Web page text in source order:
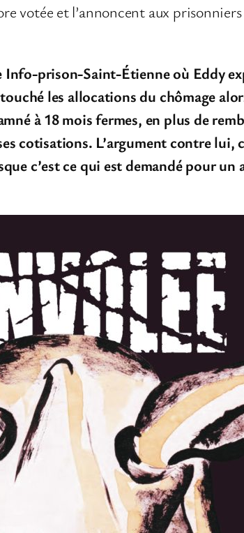
votée et l’annoncent aux
prison-Saint-Étienne où Eddy
les allocations du chômage
à 18 mois fermes, en plus de
cotisations. L’argument contre lui,
c’est ce qui est demandé pour un